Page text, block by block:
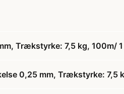
Trækstyrke: 7,5 kg, 100m/ 1
0,25 mm, Trækstyrke: 7,5